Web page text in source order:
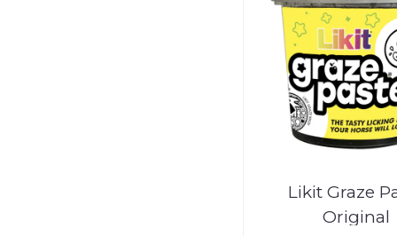
Likit Graze
Original